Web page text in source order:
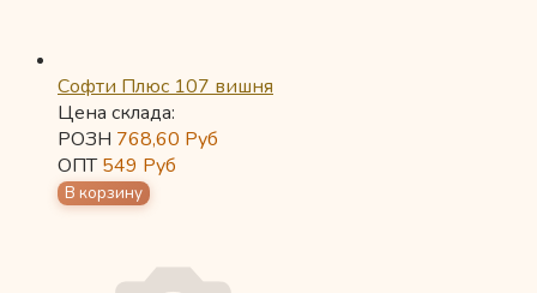
Софти Плюс 107 вишня
Цена склада:
РОЗН 768,60 Руб
ОПТ549 Руб